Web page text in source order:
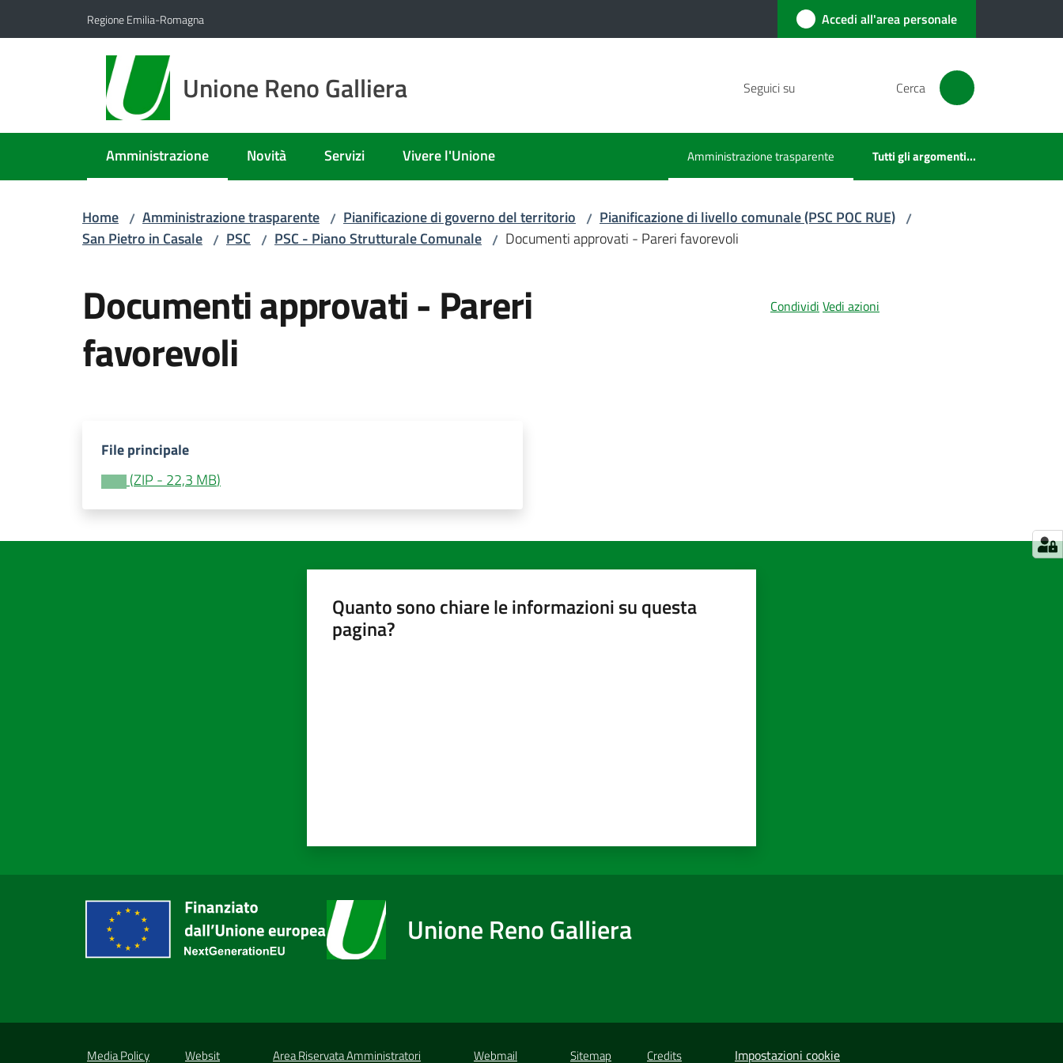
Regione Emilia-Romagna Accedi all'area personale
Unione Reno Galliera Seguici su Cerca
Amministrazione
Menu selezionato Novità Servizi Vivere l'Unione Amministrazione trasparente
Menu selezionato Tutti gli argomenti...
Home / Amministrazione trasparente / Pianificazione di governo del territorio / Pianificazione di livello comunale (PSC POC RUE) /
San Pietro in Casale / PSC / PSC - Piano Strutturale Comunale / Documenti approvati - Pareri favorevoli
Documenti approvati - Pareri
favorevoli
Condividi Vedi azioni
File principale
(ZIP - 22,3 MB)
Quanto sono chiare le informazioni su questa
pagina?
Unione Reno Galliera
Media Policy Websit Area Riservata Amministratori Webmail Sitemap Credits Impostazioni cookie